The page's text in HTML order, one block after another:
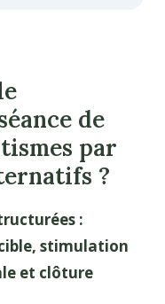
de
par
?
:
stimulation
et clôture